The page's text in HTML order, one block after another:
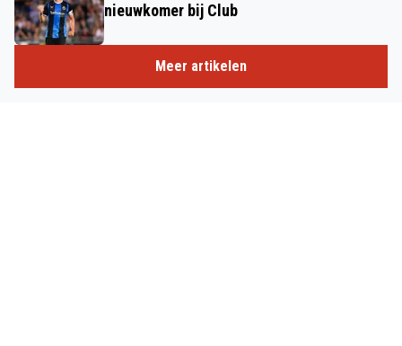
nieuwkomer bij Club
Meer artikelen